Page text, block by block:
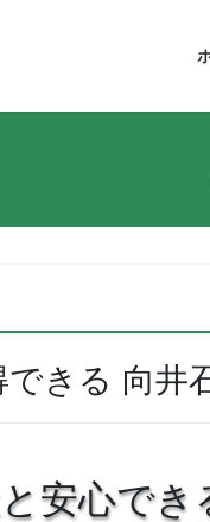
きる 向井
安心でき